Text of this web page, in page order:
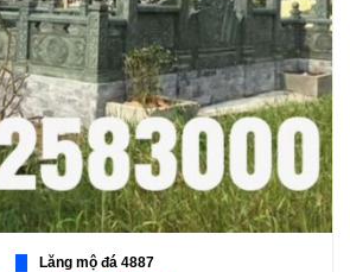
Lăng mộ đá 4887